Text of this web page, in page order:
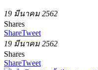
19 มีนาคม 2562
Shares
ShareTweet
19 มีนาคม 2562
Shares
ShareTweet